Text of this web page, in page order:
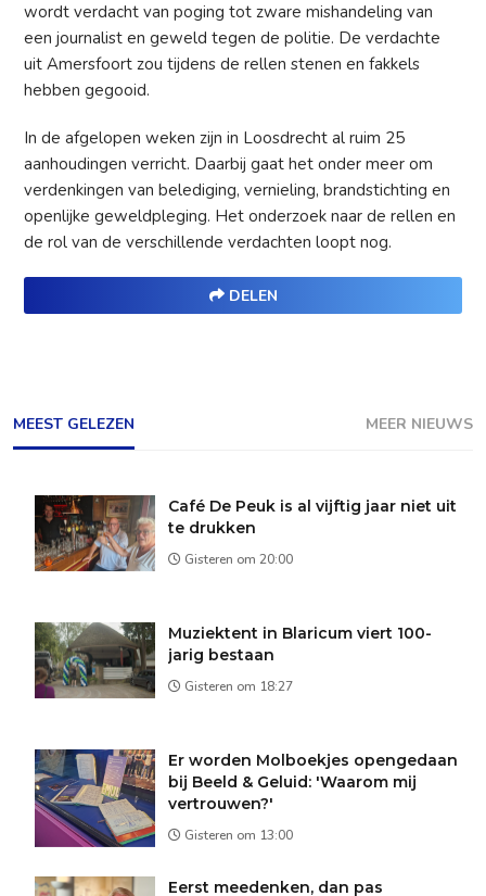
wordt verdacht van poging tot zware mishandeling van
een journalist en geweld tegen de politie. De verdachte
uit Amersfoort zou tijdens de rellen stenen en fakkels
hebben gegooid.
In de afgelopen weken zijn in Loosdrecht al ruim 25
aanhoudingen verricht. Daarbij gaat het onder meer om
verdenkingen van belediging, vernieling, brandstichting en
openlijke geweldpleging. Het onderzoek naar de rellen en
de rol van de verschillende verdachten loopt nog.
DELEN
MEEST GELEZEN MEER NIEUWS
Café De Peuk is al vijftig jaar niet uit
te drukken
Gisteren om 20:00
Muziektent in Blaricum viert 100-
jarig bestaan
Gisteren om 18:27
Er worden Molboekjes opengedaan
bij Beeld & Geluid: 'Waarom mij
vertrouwen?'
Gisteren om 13:00
Eerst meedenken, dan pas